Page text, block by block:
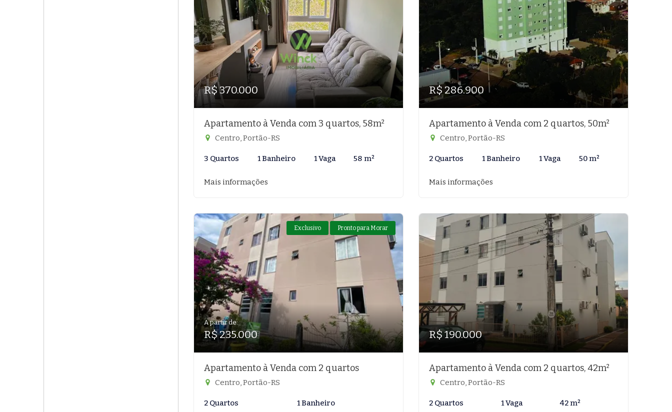
R$ 370.000
Apartamento à Venda com 3 quartos, 58m²
Centro, Portão-RS
3 Quartos 1 Banheiro 1 Vaga 58 m²
Mais informações
R$ 286.900
Apartamento à Venda com 2 quartos, 50m²
Centro, Portão-RS
2 Quartos 1 Banheiro 1 Vaga 50 m²
Mais informações
Exclusivo Pronto para Morar
A partir de:
R$ 235.000
Apartamento à Venda com 2 quartos
Centro, Portão-RS
2 Quartos 1 Banheiro
R$ 190.000
Apartamento à Venda com 2 quartos, 42m²
Centro, Portão-RS
2 Quartos 1 Vaga 42 m²